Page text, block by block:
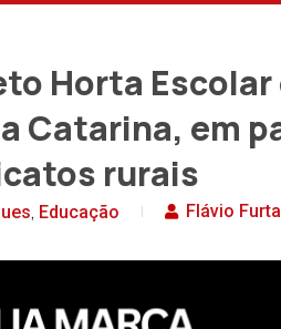
Horta
Catarina, em
rurais
, Educação Flávio